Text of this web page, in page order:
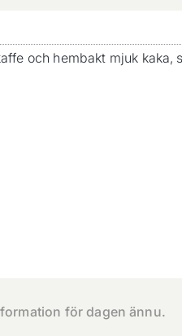
och hembakt mjuk kaka,
för dagen ännu.